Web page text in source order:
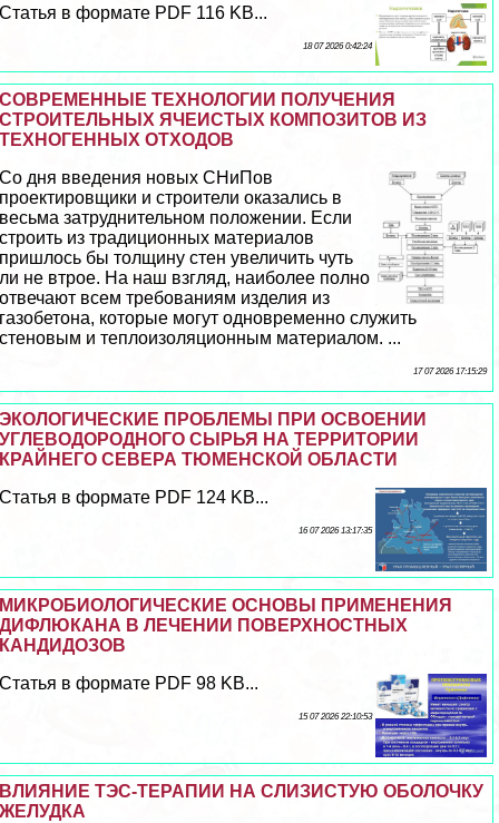
Статья в формате PDF 116 KB...
18 07 2026 0:42:24
СОВРЕМЕННЫЕ ТЕХНОЛОГИИ ПОЛУЧЕНИЯ
СТРОИТЕЛЬНЫХ ЯЧЕИСТЫХ КОМПОЗИТОВ ИЗ
ТЕХНОГЕННЫХ ОТХОДОВ
Со дня введения новых СНиПов
проектировщики и строители оказались в
весьма затруднительном положении. Если
строить из традиционных материалов
пришлось бы толщину стен увеличить чуть
ли не втрое. На наш взгляд, наиболее полно
отвечают всем требованиям изделия из
газобетона, которые могут одновременно служить
стеновым и теплоизоляционным материалом. ...
17 07 2026 17:15:29
ЭКОЛОГИЧЕСКИЕ ПРОБЛЕМЫ ПРИ ОСВОЕНИИ
УГЛЕВОДОРОДНОГО СЫРЬЯ НА ТЕРРИТОРИИ
КРАЙНЕГО СЕВЕРА ТЮМЕНСКОЙ ОБЛАСТИ
Статья в формате PDF 124 KB...
16 07 2026 13:17:35
МИКРОБИОЛОГИЧЕСКИЕ ОСНОВЫ ПРИМЕНЕНИЯ
ДИФЛЮКАНА В ЛЕЧЕНИИ ПОВЕРХНОСТНЫХ
КАНДИДОЗОВ
Статья в формате PDF 98 KB...
15 07 2026 22:10:53
ВЛИЯНИЕ ТЭС-ТЕРАПИИ НА СЛИЗИСТУЮ ОБОЛОЧКУ
ЖЕЛУДКА